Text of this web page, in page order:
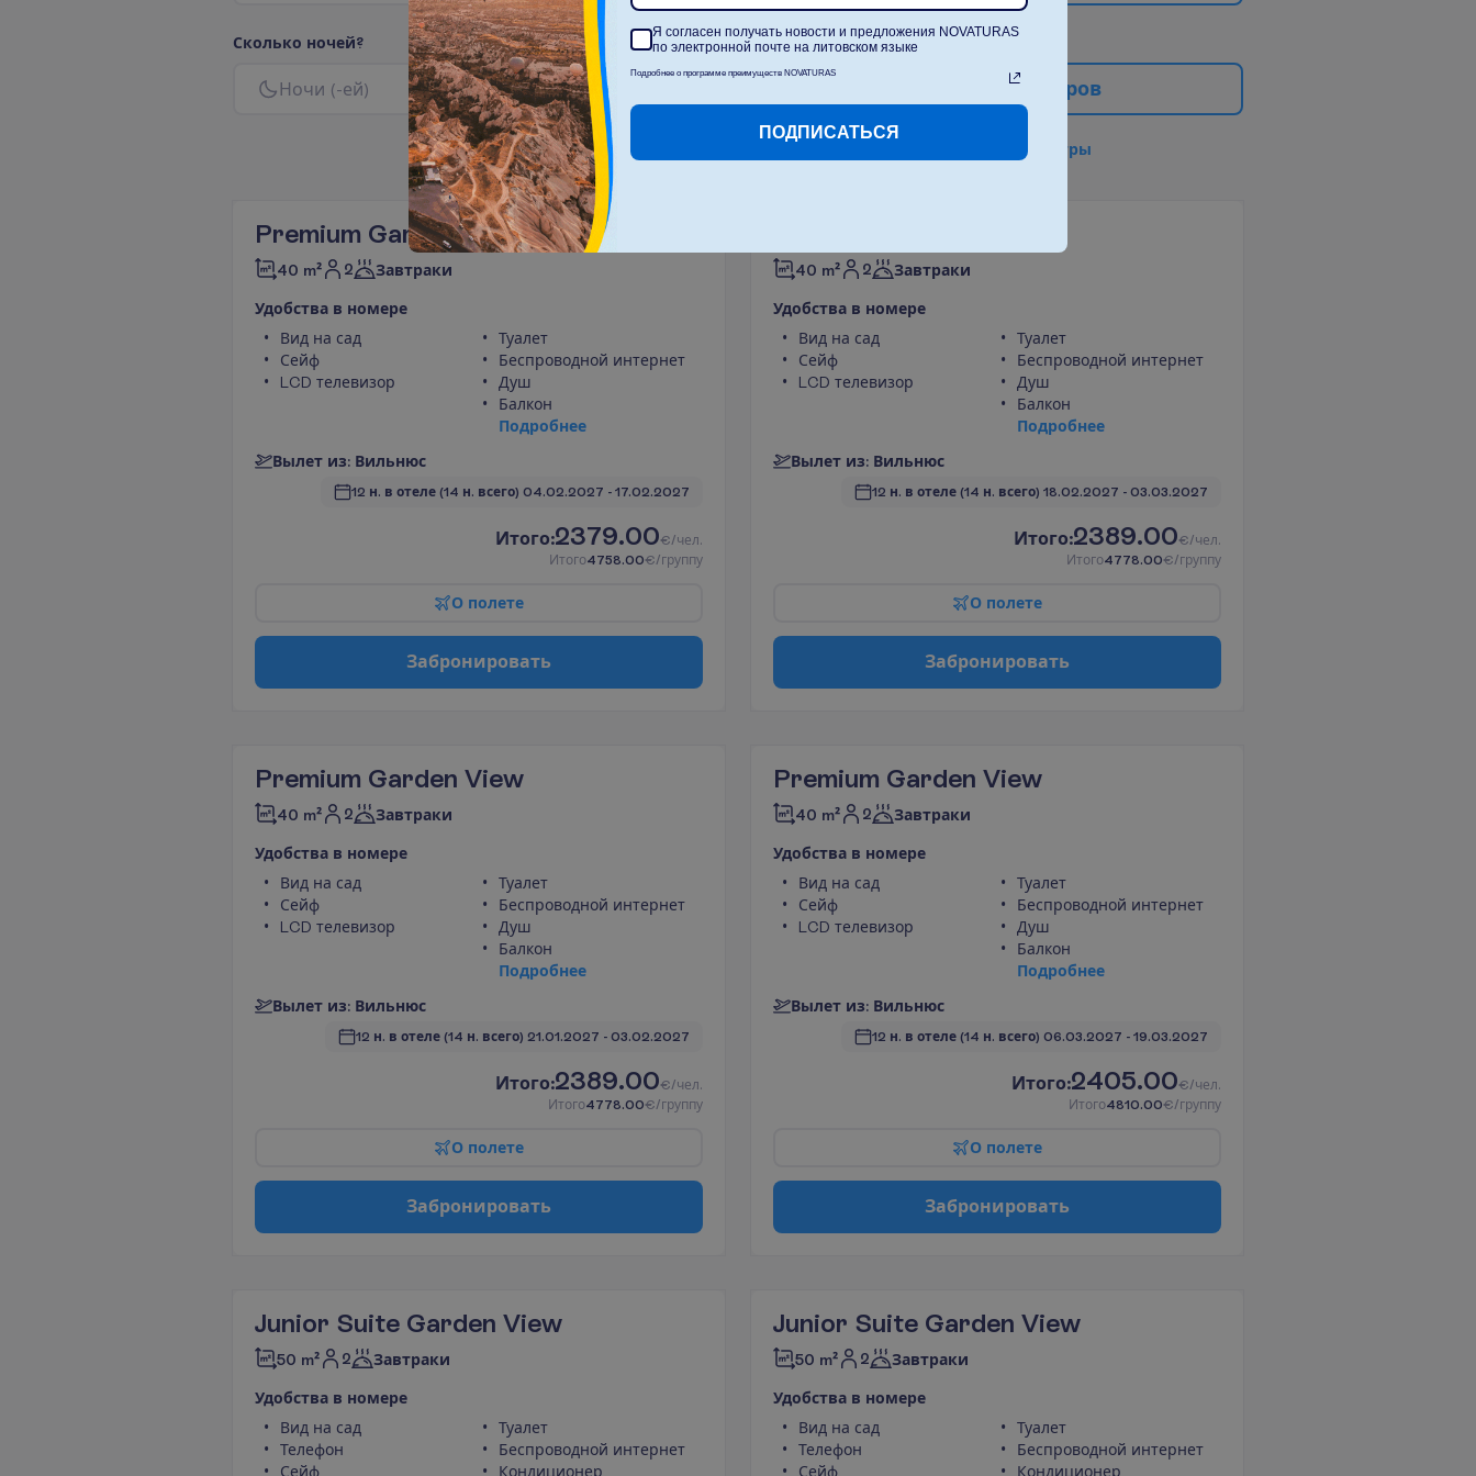
Сколько ночей?
Ночи (-ей) фи ров
ф тры
Premium Garden View
40 m² 2 Завтраки
Удобства в номере
Вид на сад
Сейф
LCD телевизор
Туалет
Беспроводной интернет
Душ
Балкон
Подробнее
Вылет из: Вильнюс
12 н. в отеле (14 н. всего) 04.02.2027 - 17.02.2027
Итого:2379.00€/чел.
Итого4758.00€/группу
О полете
Забронировать
40 m² 2 Завтраки
Удобства в номере
Вид на сад
Сейф
LCD телевизор
Туалет
Беспроводной интернет
Душ
Балкон
Подробнее
Вылет из: Вильнюс
12 н. в отеле (14 н. всего) 18.02.2027 - 03.03.2027
Итого:2389.00€/чел.
Итого4778.00€/группу
О полете
Забронировать
Premium Garden View
40 m² 2 Завтраки
Удобства в номере
Вид на сад
Сейф
LCD телевизор
Туалет
Беспроводной интернет
Душ
Балкон
Подробнее
Вылет из: Вильнюс
12 н. в отеле (14 н. всего) 21.01.2027 - 03.02.2027
Итого:2389.00€/чел.
Итого4778.00€/группу
О полете
Забронировать
Premium Garden View
40 m² 2 Завтраки
Удобства в номере
Вид на сад
Сейф
LCD телевизор
Туалет
Беспроводной интернет
Душ
Балкон
Подробнее
Вылет из: Вильнюс
12 н. в отеле (14 н. всего) 06.03.2027 - 19.03.2027
Итого:2405.00€/чел.
Итого4810.00€/группу
О полете
Забронировать
Junior Suite Garden View
50 m² 2 Завтраки
Удобства в номере
Вид на сад
Телефон
Сейф
Туалет
Беспроводной интернет
Кондиционер
Junior Suite Garden View
50 m² 2 Завтраки
Удобства в номере
Вид на сад
Телефон
Сейф
Туалет
Беспроводной интернет
Кондиционер
Я согласен получать новости и предложения NOVATURAS
по электронной почте на литовском языке
Подробнее о программе преимуществ NOVATURAS
ПОДПИСАТЬСЯ